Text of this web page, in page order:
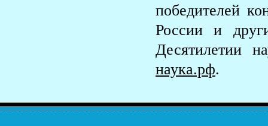
победителей
России и
Десятилетии
наука.рф.